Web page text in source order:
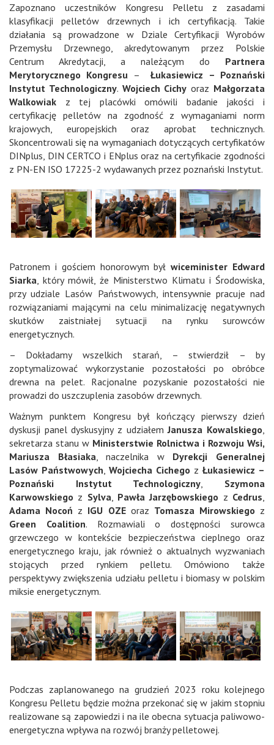
Zapoznano uczestników Kongresu Pelletu z zasadami
klasyfikacji pelletów drzewnych i ich certyfikacją. Takie
działania są prowadzone w Dziale Certyfikacji Wyrobów
Przemysłu Drzewnego, akredytowanym przez Polskie
Centrum Akredytacji, a należącym do Partnera
Merytorycznego Kongresu –Łukasiewicz – Poznański
Instytut Technologiczny. Wojciech Cichy oraz Małgorzata
Walkowiak z tej placówki omówili badanie jakości i
certyfikację pelletów na zgodność z wymaganiami norm
krajowych, europejskich oraz aprobat technicznych.
Skoncentrowali się na wymaganiach dotyczących certyfikatów
DINplus, DIN CERTCO i ENplus oraz na certyfikacie zgodności
z PN-EN ISO 17225-2 wydawanych przez poznański Instytut.
Patronem i gościem honorowym byłwiceminister Edward
Siarka, który mówił, że Ministerstwo Klimatu i Środowiska,
przy udziale Lasów Państwowych, intensywnie pracuje nad
rozwiązaniami mającymi na celu minimalizację negatywnych
skutków zaistniałej sytuacji na rynku surowców
energetycznych.
– Dokładamy wszelkich starań, – stwierdził – by
zoptymalizować wykorzystanie pozostałości po obróbce
drewna na pelet. Racjonalne pozyskanie pozostałości nie
prowadzi do uszczuplenia zasobów drzewnych.
Ważnym punktem Kongresu był kończący pierwszy dzień
dyskusji panel dyskusyjny z udziałemJanusza Kowalskiego,
sekretarza stanu w Ministerstwie Rolnictwa i Rozwoju Wsi,
Mariusza Błasiaka, naczelnika w Dyrekcji Generalnej
Lasów Państwowych, Wojciecha Cichego z Łukasiewicz –
Poznański Instytut Technologiczny, Szymona
Karwowskiego z Sylva, Pawła Jarzębowskiego z Cedrus,
Adama Nocoń z IGU OZEoraz Tomasza Mirowskiego z
Green Coalition. Rozmawiali o dostępności surowca
grzewczego w kontekście bezpieczeństwa cieplnego oraz
energetycznego kraju, jak również o aktualnych wyzwaniach
stojących przed rynkiem pelletu. Omówiono także
perspektywy zwiększenia udziału pelletu i biomasy w polskim
miksie energetycznym.
Podczas zaplanowanego na grudzień 2023 roku kolejnego
Kongresu Pelletu będzie można przekonać się w jakim stopniu
realizowane są zapowiedzi i na ile obecna sytuacja paliwowo-
energetyczna wpływa na rozwój branży pelletowej.